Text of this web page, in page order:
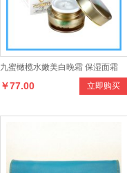
九蜜橄榄水嫩美白晚霜 保湿面霜
润肤面霜 立即购买
￥77.00